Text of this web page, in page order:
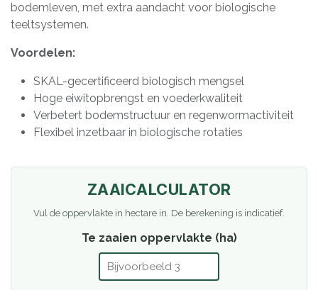
bodemleven, met extra aandacht voor biologische
teeltsystemen.
Voordelen:
SKAL-gecertificeerd biologisch mengsel
Hoge eiwitopbrengst en voederkwaliteit
Verbetert bodemstructuur en regenwormactiviteit
Flexibel inzetbaar in biologische rotaties
ZAAICALCULATOR
Vul de oppervlakte in hectare in. De berekening is indicatief.
Te zaaien oppervlakte (ha)